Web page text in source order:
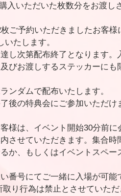
入いただいた枚数分をお渡し
ご予約いただきましたお客様
たします。
し次第配布終了となります。
びお渡しするステッカーにも
ンダムで配布いたします。
後の特典会にご参加いただけ
様は、イベント開始30分前に
させていただきます。集合時
か、もしくはイベントスペー
番号にてご一緒に入場が可能
り行為は禁止とさせていた